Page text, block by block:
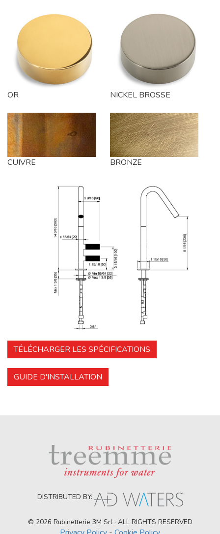
OR NICKEL BROSSE
CUIVRE BRONZE
TÉLÉCHARGER LES SPÉCIFICATIONS
GUIDE D'INSTALLATION
DISTRIBUTED BY:
© 2026 Rubinetterie 3M Srl · ALL RIGHTS RESERVED